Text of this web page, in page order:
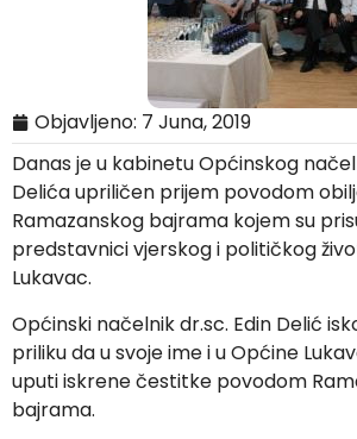
Objavljeno: 7 Juna, 2019
Danas je u kabinetu Općinskog
Delića upriličen prijem povodom
Ramazanskog bajrama kojem su
predstavnici vjerskog i političkog
Lukavac.
Općinski načelnik dr.sc. Edin Delić
priliku da u svoje ime i u Općine
uputi iskrene čestitke povodom
bajrama.